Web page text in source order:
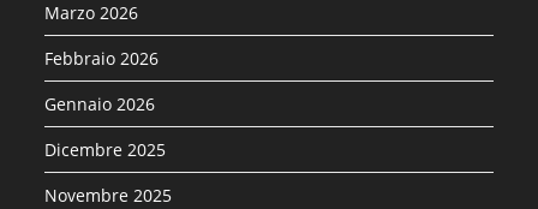
Marzo 2026
Febbraio 2026
Gennaio 2026
Dicembre 2025
Novembre 2025